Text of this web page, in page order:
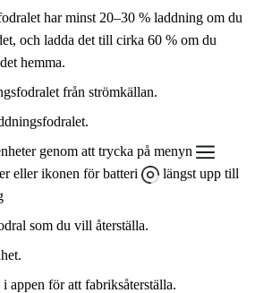
har minst 20–30 % laddning om du
och ladda det till cirka 60 % om du
hemma.
från strömkällan.
genom att trycka på menyn
eller ikonen för batteri
längst upp till
som du vill återställa.
appen för att fabriksåterställa.